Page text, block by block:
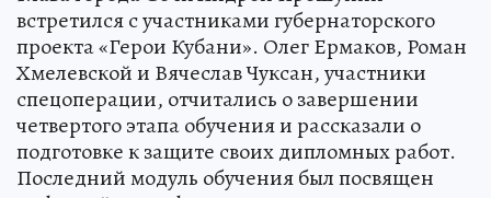
встретился с участниками губернаторского
проекта «Герои Кубани». Олег Ермаков, Роман
Хмелевской и Вячеслав Чуксан, участники
спецоперации, отчитались о завершении
четвертого этапа обучения и рассказали о
подготовке к защите своих дипломных работ.
Последний модуль обучения был посвящен